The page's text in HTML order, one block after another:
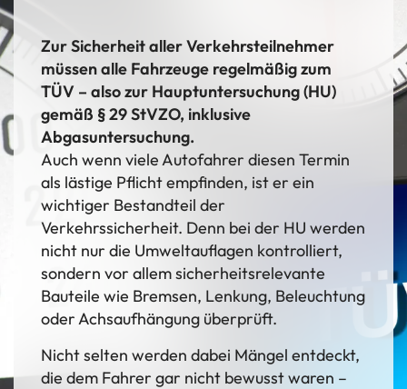
Zur Sicherheit aller Verkehrsteilnehmer
müssen alle Fahrzeuge regelmäßig zum
TÜV – also zur Hauptuntersuchung (HU)
gemäß § 29 StVZO, inklusive
Abgasuntersuchung.
Auch wenn viele Autofahrer diesen Termin
als lästige Pflicht empfinden, ist er ein
wichtiger Bestandteil der
Verkehrssicherheit. Denn bei der HU werden
nicht nur die Umweltauflagen kontrolliert,
sondern vor allem sicherheitsrelevante
Bauteile wie Bremsen, Lenkung, Beleuchtung
oder Achsaufhängung überprüft.
Nicht selten werden dabei Mängel entdeckt,
die dem Fahrer gar nicht bewusst waren –